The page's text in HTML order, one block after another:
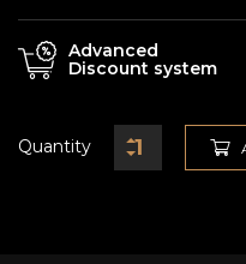
Advanced
Discount system
Quantity